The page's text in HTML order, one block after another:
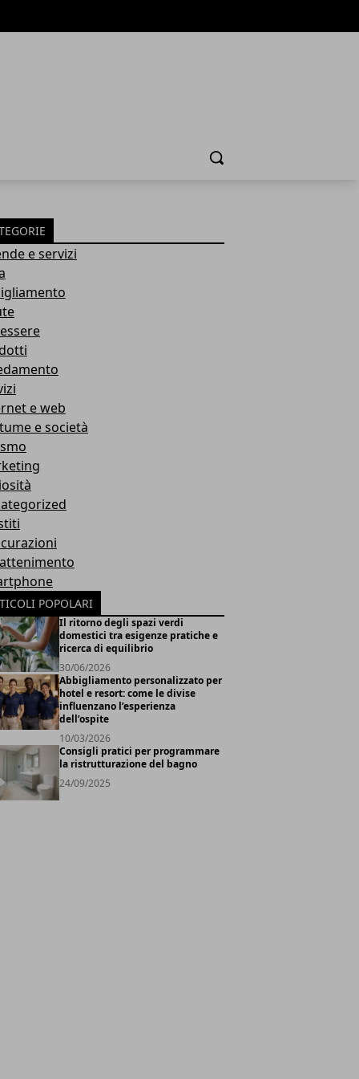
Cerca
e servizi
e web
e società
POPOLARI
Il ritorno degli spazi verdi
domestici tra esigenze pratiche e
ricerca di equilibrio
30/06/2026
Abbigliamento personalizzato per
hotel e resort: come le divise
influenzano l’esperienza
dell’ospite
10/03/2026
Consigli pratici per programmare
la ristrutturazione del bagno
24/09/2025